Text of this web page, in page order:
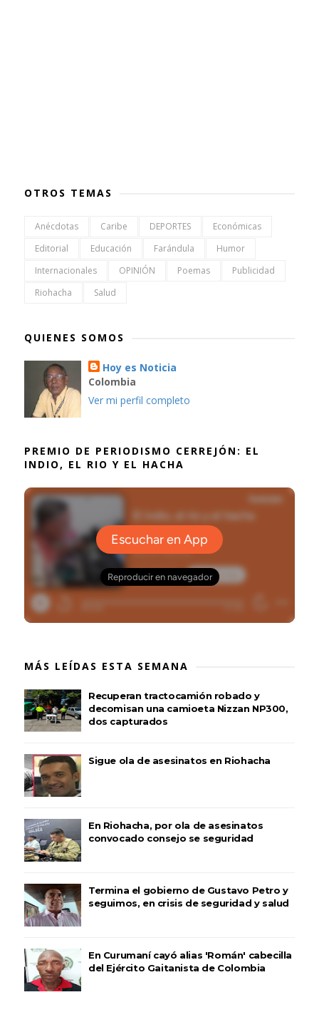
OTROS TEMAS
Anécdotas Caribe DEPORTES
Económicas
Editorial
Educación Farándula
Humor
Internacionales
OPINIÓN Poemas
Publicidad
Riohacha
Salud
QUIENES SOMOS
Hoy es Noticia
Colombia
Ver mi perfil completo
PREMIO DE PERIODISMO CERREJÓN: EL
INDIO, EL RIO Y EL HACHA
MÁS LEÍDAS ESTA SEMANA
Recuperan tractocamión robado y
decomisan una camioeta Nizzan NP300,
dos capturados
Sigue ola de asesinatos en Riohacha
En Riohacha, por ola de asesinatos
convocado consejo se seguridad
Termina el gobierno de Gustavo Petro y
seguimos, en crisis de seguridad y salud
En Curumaní cayó alias 'Román' cabecilla
del Ejército Gaitanista de Colombia